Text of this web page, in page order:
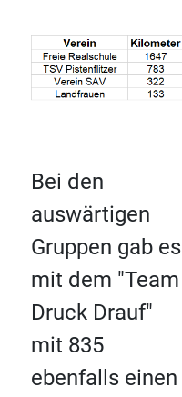
Bei den
auswärtigen
Gruppen gab es
mit dem "Team
Druck Drauf"
mit 835
ebenfalls einen